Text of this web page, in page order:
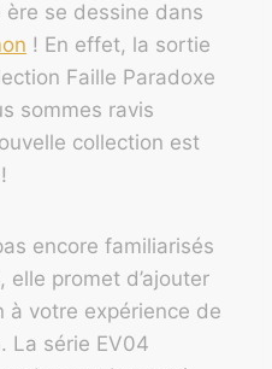
ère se dessine dans
! En effet, la sortie
Faille Paradoxe
sommes ravis
collection est
encore familiarisés
elle promet d’ajouter
à votre expérience de
La série EV04